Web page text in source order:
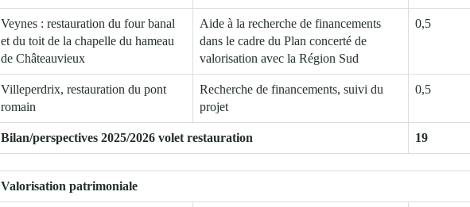
Veynes : restauration du four banal
et du toit de la chapelle du hameau
de Châteauvieux
Aide à la recherche de financements
dans le cadre du Plan concerté de
valorisation avec la Région Sud
0,5
Villeperdrix, restauration du pont
romain
Recherche de financements, suivi du
projet
0,5
Bilan/perspectives 2025/2026 volet restauration 19
Valorisation patrimoniale